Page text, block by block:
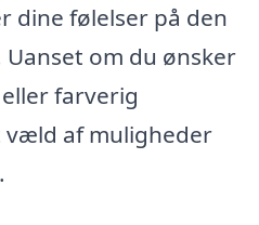
dine følelser på den
om du ønsker
farverig
væld af muligheder